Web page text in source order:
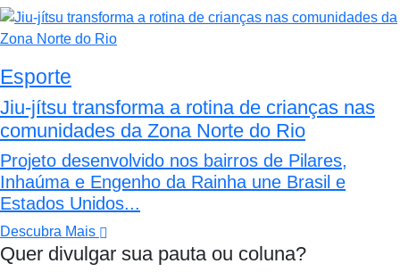
Esporte
Jiu-jítsu transforma a rotina de crianças nas
comunidades da Zona Norte do Rio
Projeto desenvolvido nos bairros de Pilares,
Inhaúma e Engenho da Rainha une Brasil e
Estados Unidos...
Descubra Mais
Quer divulgar sua pauta ou coluna?